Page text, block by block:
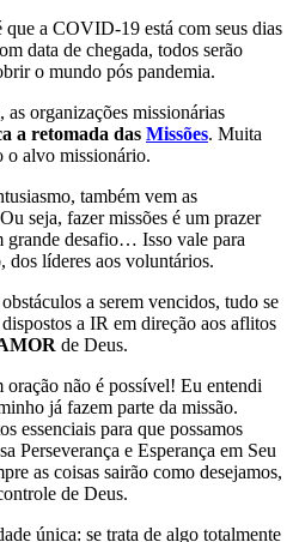
que a COVID-19 está com seus dias
data de chegada, todos serão
o mundo pós pandemia.
organizações missionárias
a retomada das Missões. Muita
o alvo missionário.
também vem as
seja, fazer missões é um prazer
grande desafio… Isso vale para
dos líderes aos voluntários.
a serem vencidos, tudo se
a IR em direção aos aflitos
de Deus.
oração não é possível! Eu entendi
já fazem parte da missão.
essenciais para que possamos
Perseverança e Esperança em Seu
as coisas sairão como desejamos,
de Deus.
única: se trata de algo totalmente